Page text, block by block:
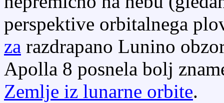
perspektive orbitalnega
za razdrapano Lunino
Apolla 8 posnela bolj
Zemlje iz lunarne orbite.